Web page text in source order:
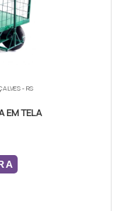
- RS
EM TELA